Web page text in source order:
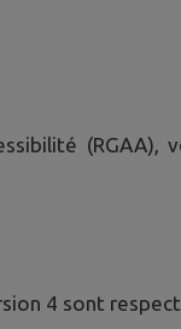
(RGAA),
4 sont